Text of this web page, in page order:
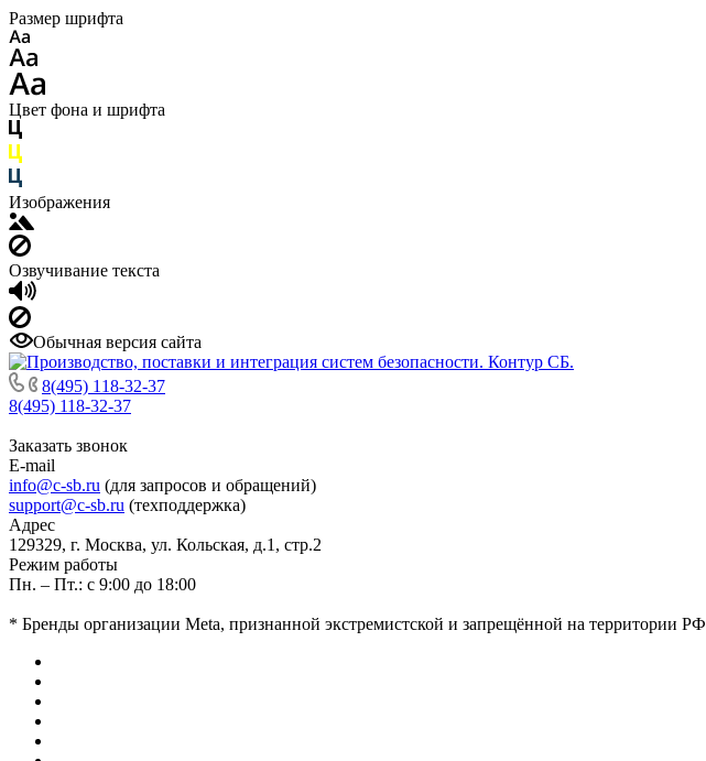
Размер шрифта
Цвет фона и шрифта
Изображения
Озвучивание текста
Обычная версия сайта
8(495) 118-32-37
8(495) 118-32-37
Заказать звонок
E-mail
info@c-sb.ru (для запросов и обращений)
support@c-sb.ru (техподдержка)
Адрес
129329, г. Москва, ул. Кольская, д.1, стр.2
Режим работы
Пн. – Пт.: с 9:00 до 18:00
* Бренды организации Meta, признанной экстремистской и запрещённой на территории РФ